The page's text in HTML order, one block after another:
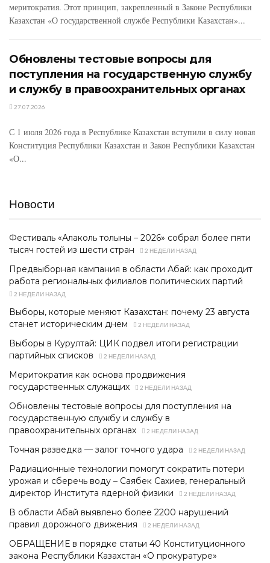
меритократия. Этот принцип, закрепленный в Законе Республики
Казахстан «О государственной службе Республики Казахстан»...
Обновлены тестовые вопросы для
поступления на государственную службу
и службу в правоохранительных органах
27.07.2026
С 1 июля 2026 года в Республике Казахстан вступили в силу новая
Конституция Республики Казахстан и Закон Республики Казахстан
«О...
Новости
Фестиваль «Алаколь толқыны – 2026» собрал более пяти
тысяч гостей из шести стран
2 НЕДЕЛИ НАЗАД
Предвыборная кампания в области Абай: как проходит
работа региональных филиалов политических партий
2 НЕДЕЛИ НАЗАД
Выборы, которые меняют Казахстан: почему 23 августа
станет историческим днем
2 НЕДЕЛИ НАЗАД
Выборы в Курултай: ЦИК подвел итоги регистрации
партийных списков
2 НЕДЕЛИ НАЗАД
Меритократия как основа продвижения
государственных служащих
2 НЕДЕЛИ НАЗАД
Обновлены тестовые вопросы для поступления на
государственную службу и службу в
правоохранительных органах
2 НЕДЕЛИ НАЗАД
Точная разведка — залог точного удара 2 НЕДЕЛИ НАЗАД
Радиационные технологии помогут сократить потери
урожая и сберечь воду – Саябек Сахиев, генеральный
директор Института ядерной физики
2 НЕДЕЛИ НАЗАД
В области Абай выявлено более 2200 нарушений
правил дорожного движения
2 НЕДЕЛИ НАЗАД
ОБРАЩЕНИЕ в порядке статьи 40 Конституционного
закона Республики Казахстан «О прокуратуре»